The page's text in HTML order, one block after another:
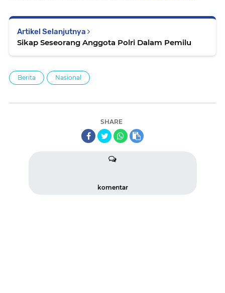
Artikel Selanjutnya
Sikap Seseorang Anggota Polri Dalam Pemilu
Berita Nasional
SHARE
komentar